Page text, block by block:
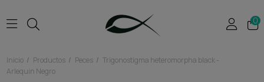
0
Inicio Productos Peces
Trigonostigma heteromorpha black -
Arlequin Negro